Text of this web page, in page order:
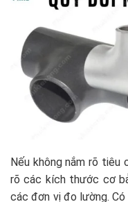
Nếu không nắm rõ tiêu
rõ các kích thước cơ
các đơn vị đo lường.